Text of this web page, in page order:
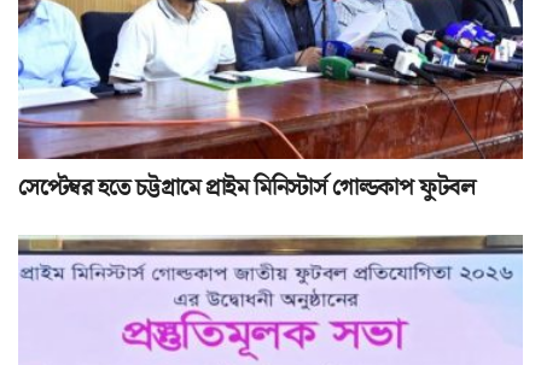
সেপ্টেম্বর হতে চট্টগ্রামে প্রাইম মিনিস্টার্স গোল্ডকাপ ফুটবল